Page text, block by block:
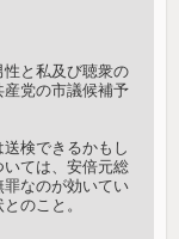
と私及び聴衆の
党の市議候補予
検できるかもし
ては、安倍元総
なのが効いてい
のこと。